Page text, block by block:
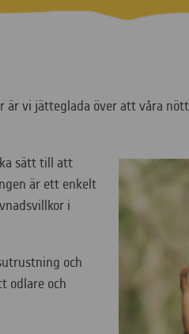
är vi jätteglada över att våra
sätt till att
är ett enkelt
i
och
odlare och